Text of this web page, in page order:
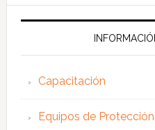
web
Capacitación
Equipos de Protección